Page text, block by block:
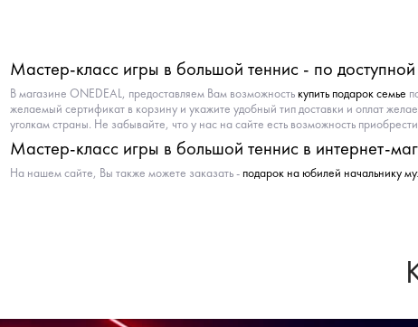
Мастер-класс игры в большой теннис - по
В магазине ONEDEAL, предоставляем Вам возможность купить подарок семье
желаемый сертификат в корзину и укажите удобный тип доставки и оплат
уголкам страны. Не забывайте, что у нас на сайте есть возможность приобрести
Мастер-класс игры в большой теннис в интернет-
На нашем сайте, Вы также можете заказать - подарок на юбилей начальнику